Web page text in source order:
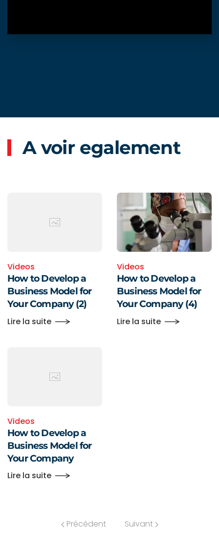
A voir egalement
Videos
How to Develop a
Business Model for
Your Company (2)
Lire la suite
Videos
How to Develop a
Business Model for
Your Company (4)
Lire la suite
Videos
How to Develop a
Business Model for
Your Company
Lire la suite
Précédent Suivant